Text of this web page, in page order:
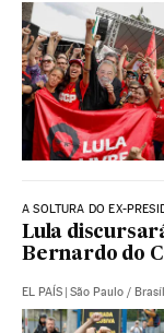
A SOLTURA DO EX-
Lula
Bernardo do
EL PAÍS | São Paulo /